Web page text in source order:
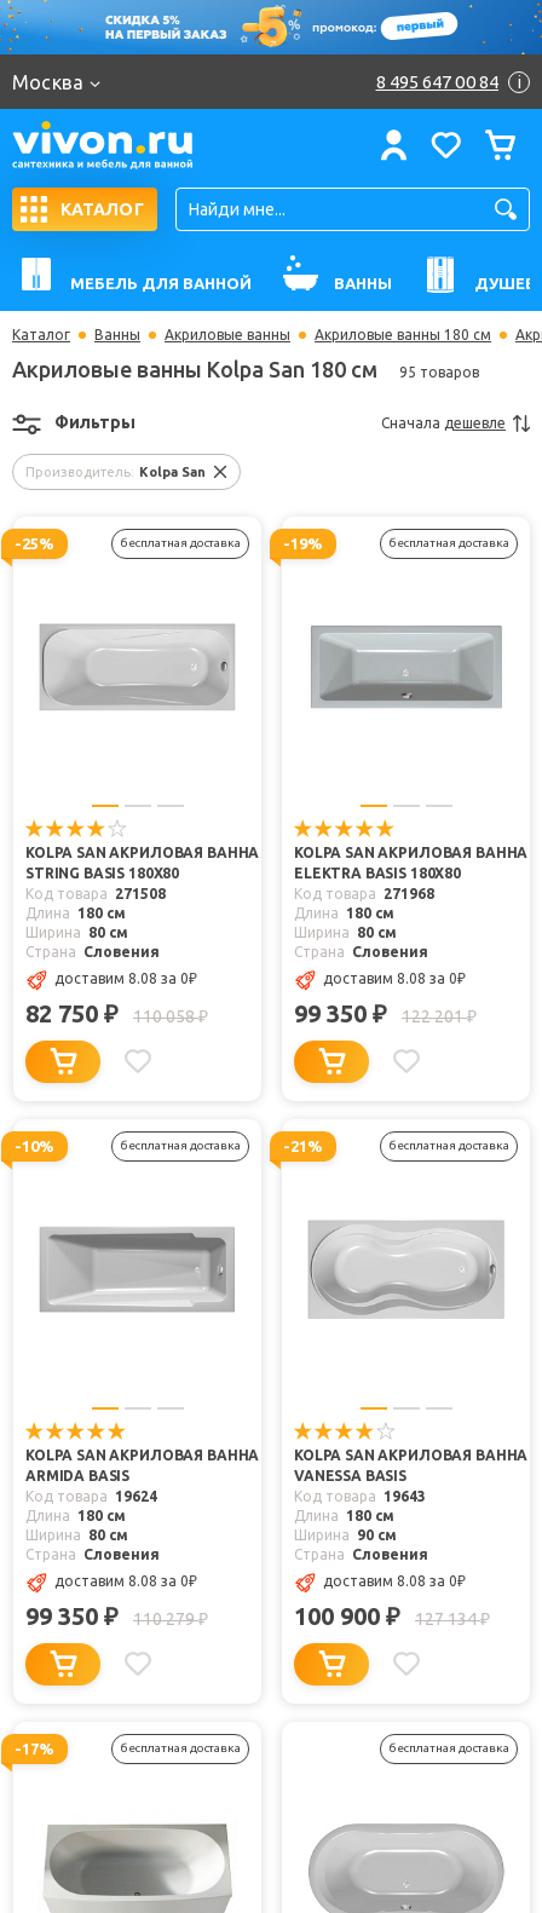
Москва 8 495 647 00 84 i
КАТАЛОГ
МЕБЕЛЬ ДЛЯ ВАННОЙ ВАННЫ
Каталог Ванны Акриловые ванны Акриловые ванны 180 см
Акриловые ванны Kolpa San 180 см 95 товаров
Производитель: Kolpa San
Фильтры Сначала дешевле
-25% бесплатная доставка
KOLPA SAN АКРИЛОВАЯ ВАННА
STRING BASIS 180Х80
Код товара
271508
Длина
180 см
Ширина
80 см
Страна
Словения
доставим 8.08 за 0₽
82 750 ₽ 110 058₽
-19% бесплатная доставка
KOLPA SAN АКРИЛОВАЯ ВАННА
ELEKTRA BASIS 180X80
Код товара
271968
Длина
180 см
Ширина
80 см
Страна
Словения
доставим 8.08 за 0₽
99 350 ₽ 122 201₽
-10% бесплатная доставка
KOLPA SAN АКРИЛОВАЯ ВАННА
ARMIDA BASIS
Код товара
19624
Длина
180 см
Ширина
80 см
Страна
Словения
доставим 8.08 за 0₽
99 350 ₽ 110 279₽
-21% бесплатная доставка
KOLPA SAN АКРИЛОВАЯ ВАННА
VANESSA BASIS
Код товара
19643
Длина
180 см
Ширина
90 см
Страна
Словения
доставим 8.08 за 0₽
100 900 ₽ 127 134₽
-17% бесплатная доставка бесплатная доставка